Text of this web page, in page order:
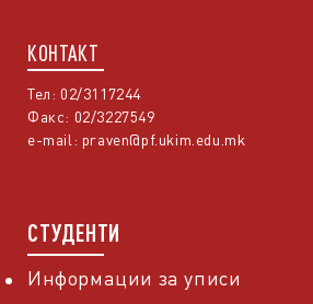
КОНТАКТ
Тел: 02/3117244
Факс: 02/3227549
e-mail: praven@pf.ukim.edu.mk
СТУДЕНТИ
Информации за уписи